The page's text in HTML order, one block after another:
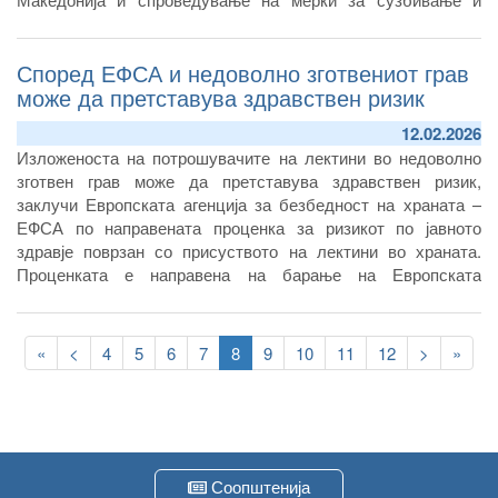
Според ЕФСА и недоволно зготвениот грав
може да претставува здравствен ризик
12.02.2026
Изложеноста на потрошувачите на лектини во недоволно
зготвен грав може да претставува здравствен ризик,
заклучи Европската агенција за безбедност на храната –
ЕФСА по направената проценка за ризикот по јавното
здравје поврзан со присуството на лектини во храната.
Проценката е направена на барање на Европската
преку храна, а се поврзани со консумирање сирови или
недоволно зготвени мешункасти плодови од страна на
потрошувачите, најголем дел од оние кои користат диети
Pagination
First
page
«
Previous
page
< Page
4 Page
5 Page
6 Page
7
Current
page
8 Page
9 Page
10 Page
11 Page
12
Следна
страна
>
Last
page
»
Соопштенија